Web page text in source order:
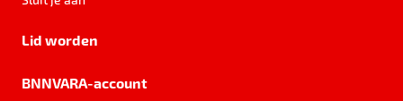
Lid worden
BNNVARA-account